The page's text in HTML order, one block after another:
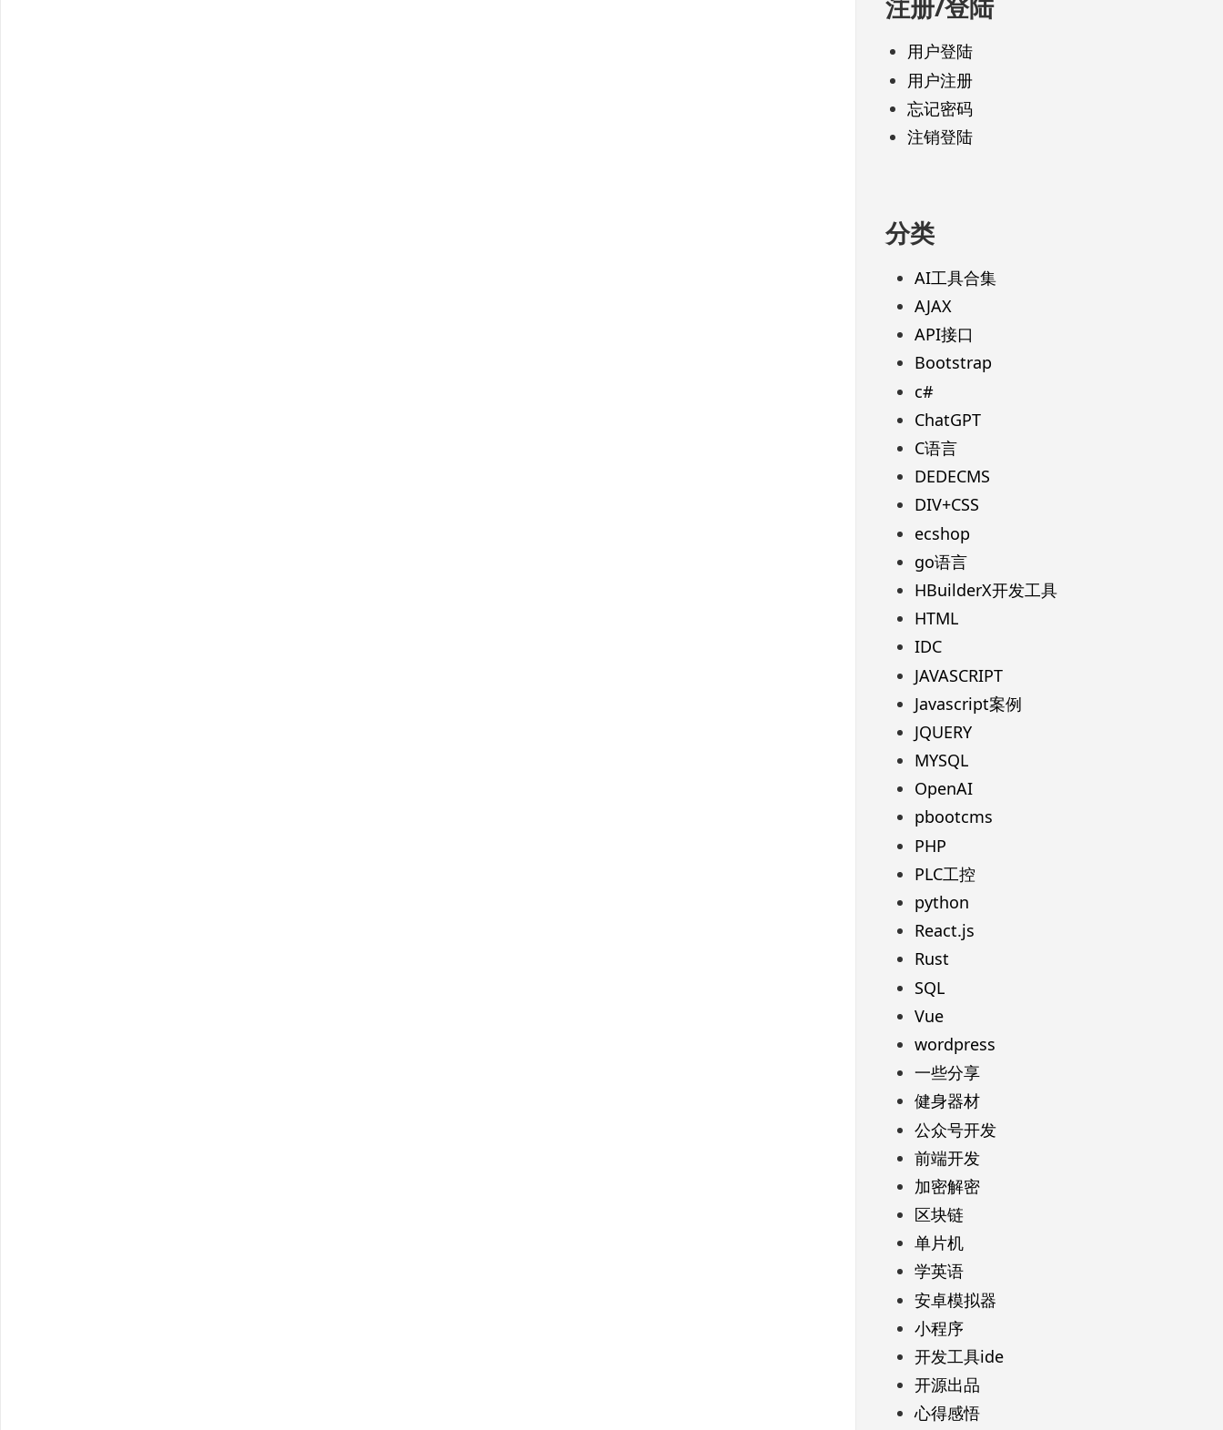
用户登陆
用户注册
忘记密码
注销登陆
分类
AI工具合集
AJAX
API接口
Bootstrap
c#
ChatGPT
C语言
DEDECMS
DIV+CSS
ecshop
go语言
HBuilderX开发工具
HTML
IDC
JAVASCRIPT
Javascript案例
JQUERY
MYSQL
OpenAI
pbootcms
PHP
PLC工控
python
React.js
Rust
SQL
Vue
wordpress
一些分享
健身器材
公众号开发
前端开发
加密解密
区块链
单片机
学英语
安卓模拟器
小程序
开发工具ide
开源出品
心得感悟